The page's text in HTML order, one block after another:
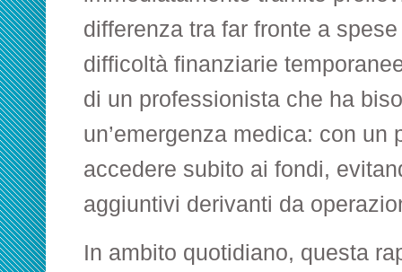
differenza tra far fronte a
difficoltà finanziarie
di un professionista che ha
un’emergenza medica: con un
accedere subito ai fondi,
aggiuntivi derivanti da
In ambito quotidiano, questa